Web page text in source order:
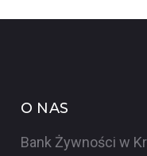
O NAS
Bank Żywności w